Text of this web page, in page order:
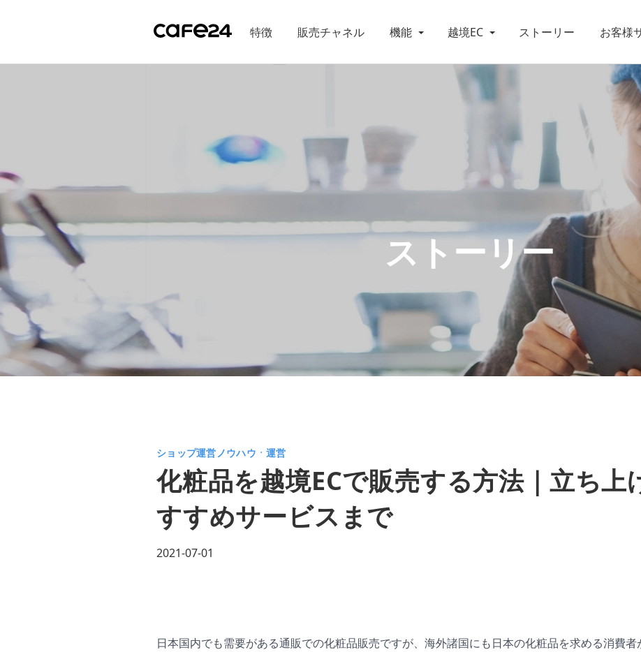
特徴 販売チャネル 機能 越境EC ストーリー お客様
ストーリー
ショップ運営ノウハウㆍ運営
化粧品を越境ECで販売する方法｜立ち上
すすめサービスまで
2021-07-01
日本国内でも需要がある通販での化粧品販売ですが、海外諸国にも日本の化粧品を求める消費